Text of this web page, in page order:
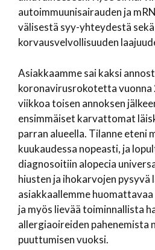
autoimmuunisairauden ja
välisestä syy-yhteydestä
korvausvelvollisuuden
Asiakkaamme sai kaksi
koronavirusrokotetta vuonna
viikkoa toisen annoksen
ensimmäiset karvattomat
parran alueella. Tilanne eteni
kuukaudessa nopeasti, ja
diagnosoitiin alopecia
hiusten ja ihokarvojen pysyvä
asiakkaallemme
ja myös lievää toiminnallista
allergiaoireiden pahenemista
puuttumisen vuoksi.